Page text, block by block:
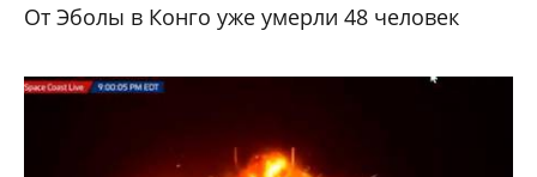
От Эболы в Конго уже умерли 48 человек